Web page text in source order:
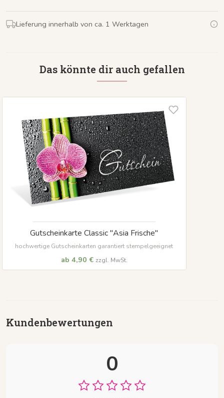
Lieferung innerhalb von ca. 1 Werktagen
Das könnte dir auch gefallen
Gutscheinkarte Classic "Asia Frische"
hochwertige Gutscheinkarten garantiert stempelgeeignet
ab 4,90 € zzgl. MwSt.
Kundenbewertungen
0